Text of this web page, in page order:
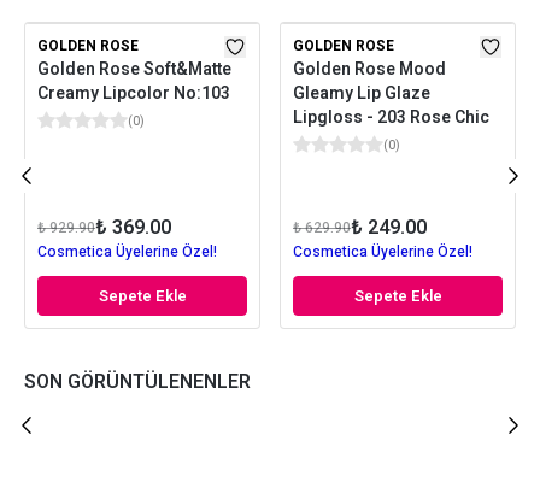
GOLDEN ROSE
Golden Rose Soft&Matte
Creamy Lipcolor No:103
(0)
₺ 929.90₺ 369.00
Cosmetica Üyelerine Özel!
Sepete Ekle
GOLDEN ROSE
Golden Rose Mood
Gleamy Lip Glaze
Lipgloss - 203 Rose Chic
(0)
₺ 629.90₺ 249.00
Cosmetica Üyelerine Özel!
Sepete Ekle
SON GÖRÜNTÜLENENLER